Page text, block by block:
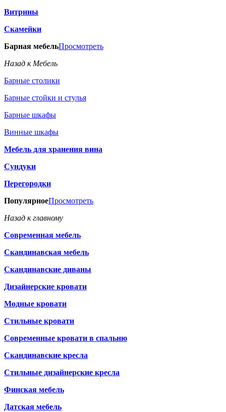
Витрины
Скамейки
Барная мебельПросмотреть
Назад к Мебель
Барные столики
Барные стойки и стулья
Барные шкафы
Винные шкафы
Мебель для хранения вина
Сундуки
Перегородки
ПопулярноеПросмотреть
Назад к главному
Современная мебель
Скандинавская мебель
Скандинавские диваны
Дизайнерские кровати
Модные кровати
Стильные кровати
Современные кровати в спальню
Скандинавские кресла
Стильные дизайнерские кресла
Финская мебель
Датская мебель